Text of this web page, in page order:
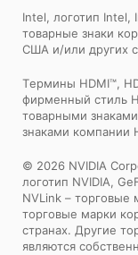
Intel, логотип Intel,
товарные знаки
США и/или других
Tермины HDMI™,
фирменный стиль
товарными
знаками компании
© 2026 NVIDIA
логотип NVIDIA,
NVLink – торговые
торговые марки
странах. Другие
являются